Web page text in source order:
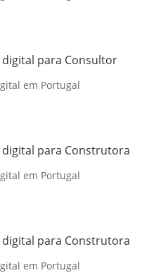
para Consultor
em Portugal
para Construtora
em Portugal
para Construtora
em Portugal